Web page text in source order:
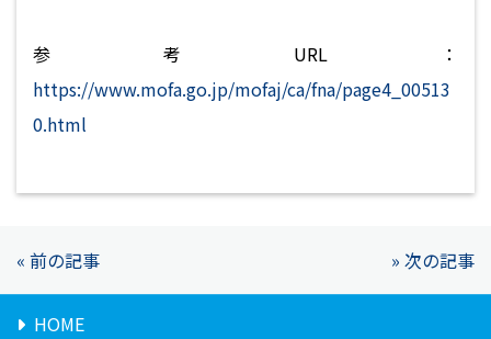
参考URL：
https://www.mofa.go.jp/mofaj/ca/fna/page4_00513
0.html
« 前の記事 » 次の記事
HOME